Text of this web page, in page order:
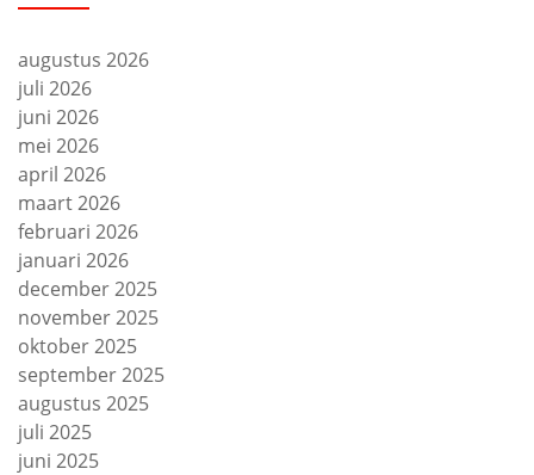
augustus 2026
juli 2026
juni 2026
mei 2026
april 2026
maart 2026
februari 2026
januari 2026
december 2025
november 2025
oktober 2025
september 2025
augustus 2025
juli 2025
juni 2025